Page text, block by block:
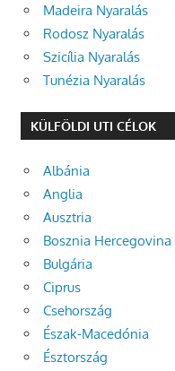
Madeira Nyaralás
Rodosz Nyaralás
Szicília Nyaralás
Tunézia Nyaralás
KÜLFÖLDI UTI CÉLOK
Albánia
Anglia
Ausztria
Bosznia Hercegovina
Bulgária
Ciprus
Csehország
Észak-Macedónia
Észtország